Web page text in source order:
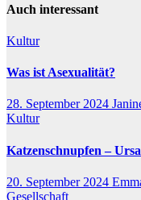
Auch interessant
Kultur
Was ist Asexualität?
28. September 2024
Kultur
Katzenschnupfen –
20. September 2024
Gesellschaft